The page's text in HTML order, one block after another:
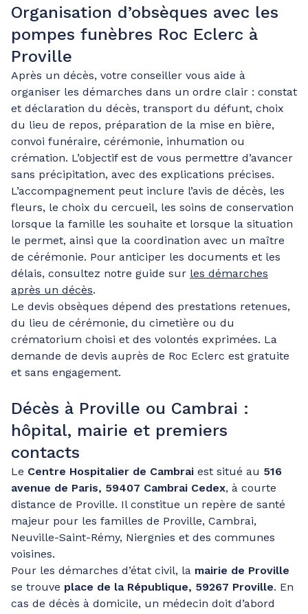
Organisation d’obsèques avec les
pompes funèbres Roc Eclerc à
Proville
Après un décès, votre conseiller vous aide à
organiser les démarches dans un ordre clair : constat
et déclaration du décès, transport du défunt, choix
du lieu de repos, préparation de la mise en bière,
convoi funéraire, cérémonie, inhumation ou
crémation. L’objectif est de vous permettre d’avancer
sans précipitation, avec des explications précises.
L’accompagnement peut inclure l’avis de décès, les
fleurs, le choix du cercueil, les soins de conservation
lorsque la famille les souhaite et lorsque la situation
le permet, ainsi que la coordination avec un maître
de cérémonie. Pour anticiper les documents et les
délais, consultez notre guide sur les démarches
après un décès.
Le devis obsèques dépend des prestations retenues,
du lieu de cérémonie, du cimetière ou du
crématorium choisi et des volontés exprimées. La
demande de devis auprès de Roc Eclerc est gratuite
et sans engagement.
Décès à Proville ou Cambrai :
hôpital, mairie et premiers
contacts
Le Centre Hospitalier de Cambrai est situé au 516
avenue de Paris, 59407 Cambrai Cedex, à courte
distance de Proville. Il constitue un repère de santé
majeur pour les familles de Proville, Cambrai,
Neuville-Saint-Rémy, Niergnies et des communes
voisines.
Pour les démarches d’état civil, la mairie de Proville
se trouve place de la République, 59267 Proville. En
cas de décès à domicile, un médecin doit d’abord